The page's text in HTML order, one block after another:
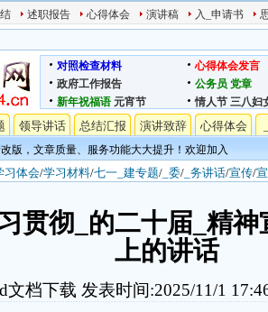
述职报告 心得体会 演讲稿 入_申请书
对照检查材料
心得体会发言
政府工作报告
公务员 党章
新年祝福语 元宵节 情人节 三八妇
领导讲话 总结汇报 演讲致辞 心得体会
版，文章质量、服务功能大大提升！欢迎加入
习体会/学习材料/七一_建专题/ _委/ _务讲话/宣传/
贯彻_的二十届_精
上的讲话
文档下载 发表时间:2025/11/1